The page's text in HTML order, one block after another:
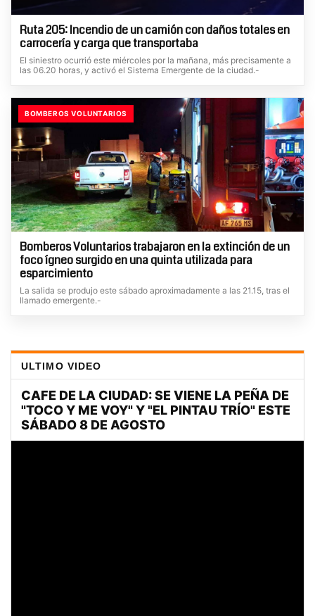
Ruta 205: Incendio de un camión con daños totales en
carrocería y carga que transportaba
El siniestro ocurrió este miércoles por la mañana, más precisamente a
las 06.20 horas, y activó el Sistema Emergente de la ciudad.-
BOMBEROS VOLUNTARIOS
Bomberos Voluntarios trabajaron en la extinción de un
foco ígneo surgido en una quinta utilizada para
esparcimiento
La salida se produjo este sábado aproximadamente a las 21.15, tras el
llamado emergente.-
ULTIMO VIDEO